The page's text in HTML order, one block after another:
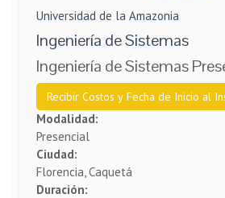
Universidad de la Amazonia
Ingeniería de Sistemas
Ingeniería de Sistemas
Recibir Costos y Fecha de Inicio al
Modalidad:
Presencial
Ciudad:
Florencia, Caquetá
Duración: